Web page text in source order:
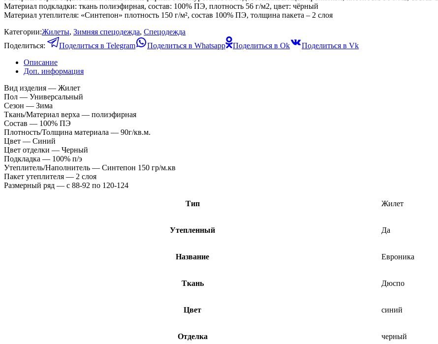
Материал подкладки: ткань полиэфирная, состав: 100% ПЭ, плотность 56 г/м2, цвет: чёрный
Материал утеплителя: «Синтепон» плотность 150 г/м², состав 100% ПЭ, толщина пакета – 2 слоя
Категории:Жилеты, Зимняя спецодежда, Спецодежда
Поделиться:
Поделиться в Telegram Поделиться в Whatsapp Поделиться в Ok
Поделиться в Vk
Описание
Доп. информация
Вид изделия — Жилет
Пол — Универсальный
Сезон — Зима
Ткань/Материал верха — полиэфирная
Состав — 100% ПЭ
Плотность/Толщина материала — 90г/кв.м.
Цвет — Синий
Цвет отделки — Черный
Подкладка — 100% п/э
Утеплитель/Наполнитель — Синтепон 150 гр/м.кв
Пакет утеплителя — 2 слоя
Размерный ряд — с 88-92 по 120-124
Тип Жилет
Утепленный Да
Название Евроника
Ткань Дюспо
Цвет синий
Отделка черный